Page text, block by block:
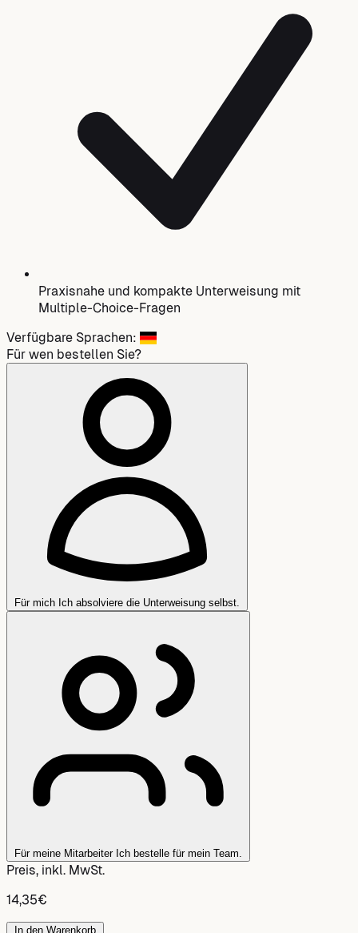
Praxisnahe und kompakte Unterweisung mit
Multiple-Choice-Fragen
Verfügbare Sprachen:
Für wen bestellen Sie?
Für mich Ich absolviere die Unterweisung selbst.
Für meine Mitarbeiter Ich bestelle für mein Team.
Preis, inkl. MwSt.
14,35€
In den Warenkorb